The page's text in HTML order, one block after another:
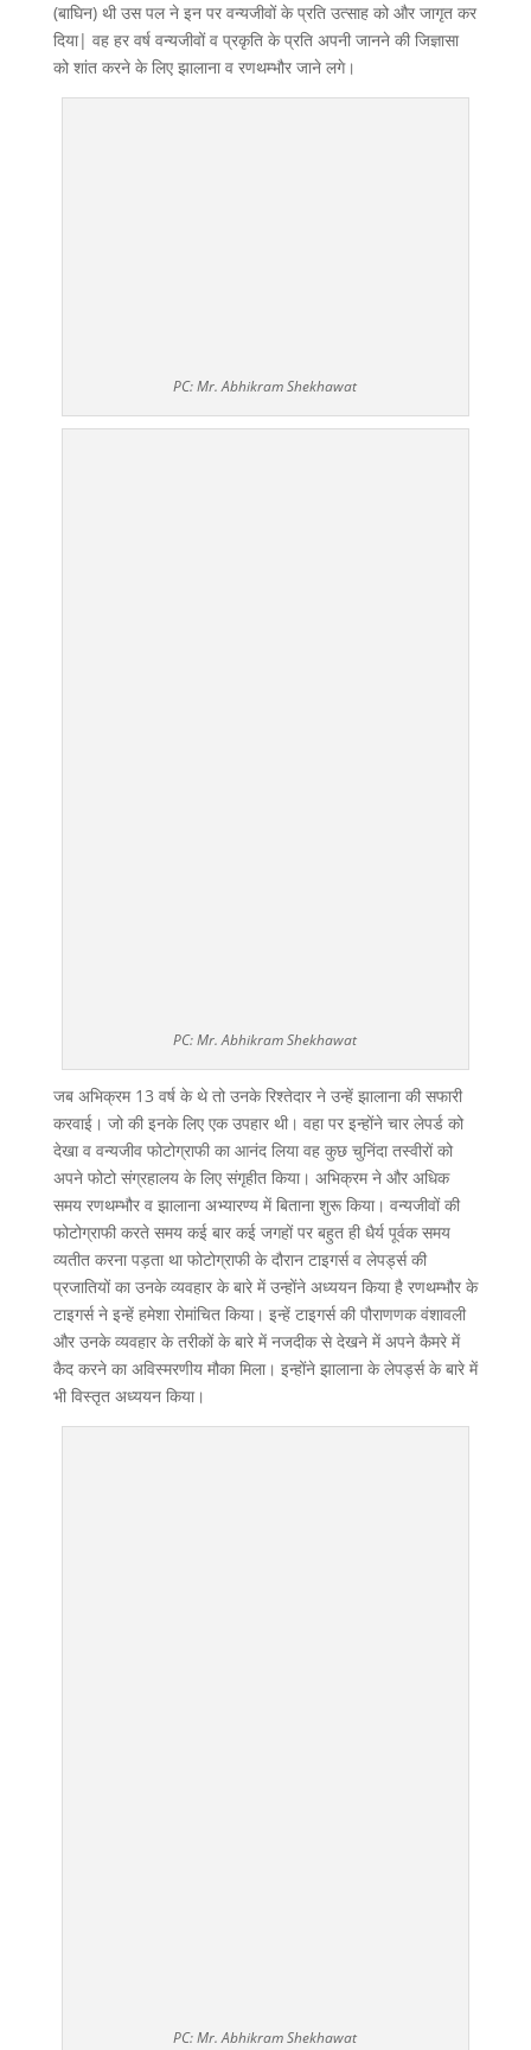
(बाघिन) थी उस पल ने इन पर वन्यजीवों के प्रति उत्साह को और जागृत कर
दिया| वह हर वर्ष वन्यजीवों व प्रकृति के प्रति अपनी जानने की जिज्ञासा
को शांत करने के लिए झालाना व रणथम्भौर जाने लगे।
PC: Mr. Abhikram Shekhawat
PC: Mr. Abhikram Shekhawat
जब अभिक्रम 13 वर्ष के थे तो उनके रिश्तेदार ने उन्हें झालाना की सफारी
करवाई। जो की इनके लिए एक उपहार थी। वहा पर इन्होंने चार लेपर्ड को
देखा व वन्यजीव फोटोग्राफी का आनंद लिया वह कुछ चुनिंदा तस्वीरों को
अपने फोटो संग्रहालय के लिए संगृहीत किया। अभिक्रम ने और अधिक
समय रणथम्भौर व झालाना अभ्यारण्य में बिताना शुरू किया। वन्यजीवों की
फोटोग्राफी करते समय कई बार कई जगहों पर बहुत ही धैर्य पूर्वक समय
व्यतीत करना पड़ता था फोटोग्राफी के दौरान टाइगर्स व लेपर्ड्स की
प्रजातियों का उनके व्यवहार के बारे में उन्होंने अध्ययन किया है रणथम्भौर के
टाइगर्स ने इन्हें हमेशा रोमांचित किया। इन्हें टाइगर्स की पौराणणक वंशावली
और उनके व्यवहार के तरीकों के बारे में नजदीक से देखने में अपने कैमरे में
कैद करने का अविस्मरणीय मौका मिला। इन्होंने झालाना के लेपर्ड्स के बारे में
भी विस्तृत अध्ययन किया।
PC: Mr. Abhikram Shekhawat